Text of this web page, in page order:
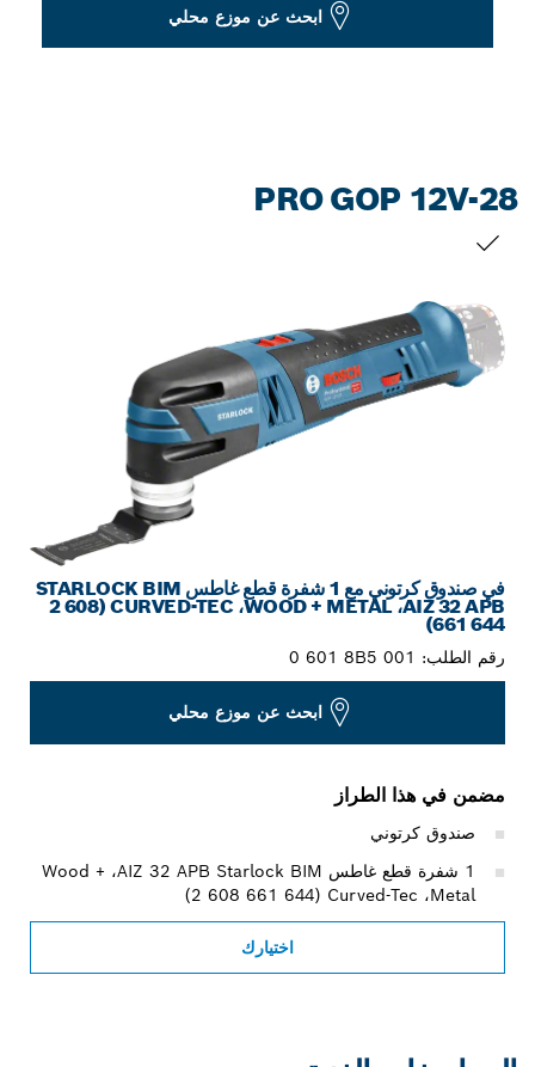
ابحث عن موزع محلي
PRO GOP 12V-28
في صندوق كرتوني مع 1 شفرة قطع غاطس STARLOCK BIM
‏AIZ 32 APB‏، WOOD + METAL‏، CURVED-TEC‏ (‎2 608
661 644)
رقم الطلب:0 601 8B5 001
ابحث عن موزع محلي
مضمن في هذا الطراز
صندوق كرتوني
1 شفرة قطع غاطس Starlock BIM ‏AIZ 32 APB‏، Wood +
Metal‏، Curved-Tec‏ (‎2 608 661 644)
اختيارك